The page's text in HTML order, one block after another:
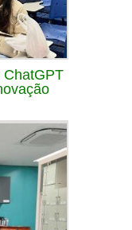
ChatGPT